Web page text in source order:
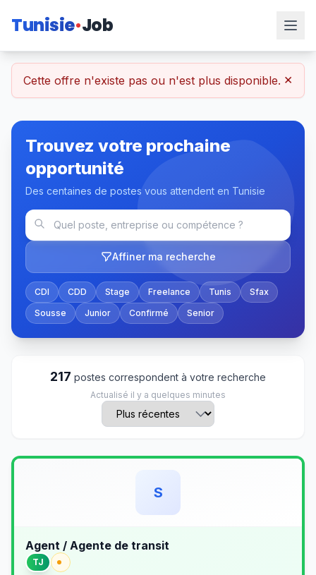
Tunisie Job
Cette offre n'existe pas ou n'est plus disponible. ×
Trouvez votre prochaine
opportunité
Des centaines de postes vous attendent en Tunisie
Affiner ma recherche
CDI CDD Stage Freelance Tunis
Sfax
Sousse
Junior Confirmé Senior
217 postes correspondent à votre recherche
Actualisé il y a quelques minutes
S
Agent / Agente de transit
TJ